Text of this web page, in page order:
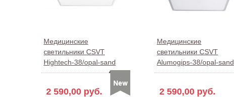
Медицинские
светильники CSVT
Hightech-38/opal-sand
2 590,00 руб.
Медицинские
светильники CSVT
Alumogips-38/opal-sand
2 590,00 руб.